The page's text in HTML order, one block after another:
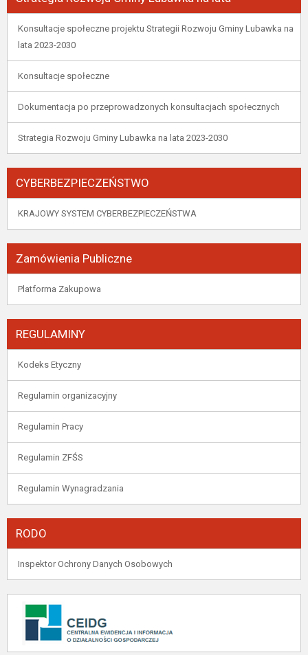
Konsultacje społeczne projektu Strategii Rozwoju Gminy Lubawka na
lata 2023-2030
Konsultacje społeczne
Dokumentacja po przeprowadzonych konsultacjach społecznych
Strategia Rozwoju Gminy Lubawka na lata 2023-2030
CYBERBEZPIECZEŃSTWO
KRAJOWY SYSTEM CYBERBEZPIECZEŃSTWA
Zamówienia Publiczne
Platforma Zakupowa
REGULAMINY
Kodeks Etyczny
Regulamin organizacyjny
Regulamin Pracy
Regulamin ZFŚS
Regulamin Wynagradzania
RODO
Inspektor Ochrony Danych Osobowych